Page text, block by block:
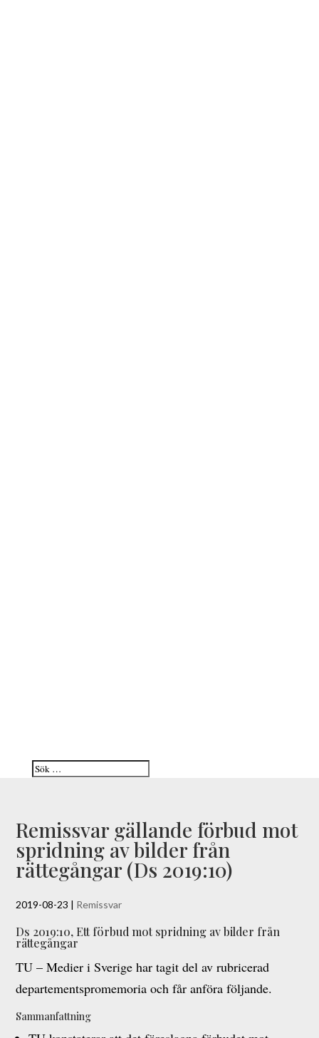
Remissvar gällande förbud mot
spridning av bilder från
rättegångar (Ds 2019:10)
2019-08-23 | Remissvar
Ds 2019:10, Ett förbud mot spridning av bilder från
rättegångar
TU – Medier i Sverige har tagit del av rubricerad
departementspromemoria och får anföra följande.
Sammanfattning